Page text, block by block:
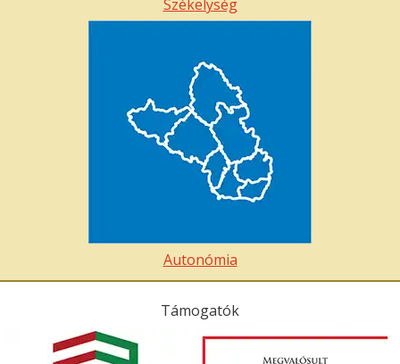
Székelység
Autonómia
Támogatók